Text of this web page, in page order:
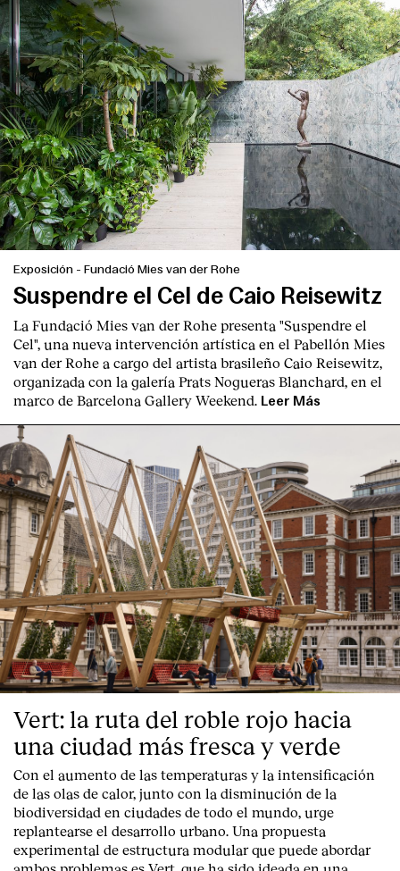
Exposición - Fundació Mies van der Rohe
Suspendre el Cel de Caio Reisewitz
La Fundació Mies van der Rohe presenta "Suspendre el
Cel", una nueva intervención artística en el Pabellón Mies
van der Rohe a cargo del artista brasileño Caio Reisewitz,
organizada con la galería Prats Nogueras Blanchard, en el
marco de Barcelona Gallery Weekend. Leer Más
Vert: la ruta del roble rojo hacia
una ciudad más fresca y verde
Con el aumento de las temperaturas y la intensificación
de las olas de calor, junto con la disminución de la
biodiversidad en ciudades de todo el mundo, urge
replantearse el desarrollo urbano. Una propuesta
experimental de estructura modular que puede abordar
ambos problemas es Vert, que ha sido ideada en una